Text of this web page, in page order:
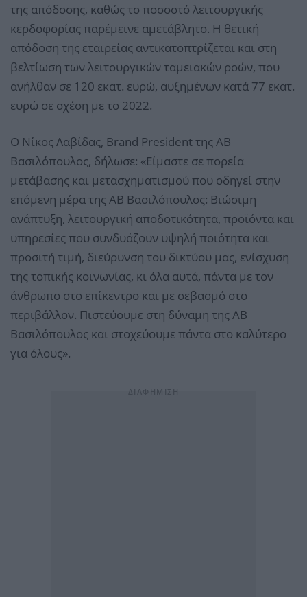
της απόδοσης, καθώς το ποσοστό λειτουργικής
κερδοφορίας παρέμεινε αμετάβλητο. Η θετική
απόδοση της εταιρείας αντικατοπτρίζεται και στη
βελτίωση των λειτουργικών ταμειακών ροών, που
ανήλθαν σε 120 εκατ. ευρώ, αυξημένων κατά 77 εκατ.
ευρώ σε σχέση με το 2022.
Ο Νίκος Λαβίδας, Brand President της ΑΒ
Βασιλόπουλος, δήλωσε: «Είμαστε σε πορεία
μετάβασης και μετασχηματισμού που οδηγεί στην
επόμενη μέρα της ΑΒ Βασιλόπουλος: Βιώσιμη
ανάπτυξη, λειτουργική αποδοτικότητα, προϊόντα και
υπηρεσίες που συνδυάζουν υψηλή ποιότητα και
προσιτή τιμή, διεύρυνση του δικτύου μας, ενίσχυση
της τοπικής κοινωνίας, κι όλα αυτά, πάντα με τον
άνθρωπο στο επίκεντρο και με σεβασμό στο
περιβάλλον. Πιστεύουμε στη δύναμη της ΑΒ
Βασιλόπουλος και στοχεύουμε πάντα στο καλύτερο
για όλους».